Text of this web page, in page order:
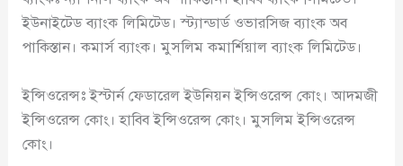
ইউনাইটেড ব্যাংক লিমিটেড। স্ট্যান্ডার্ড ওভারসিজ ব্যাংক অব
পাকিস্তান। কমার্স ব্যাংক। মুসলিম কমার্শিয়াল ব্যাংক লিমিটেড।
ইন্সিওরেন্সঃ ইস্টার্ন ফেডারেল ইউনিয়ন ইন্সিওরেন্স কোং। আদমজী
ইন্সিওরেন্স কোং। হাবিব ইন্সিওরেন্স কোং। মুসলিম ইন্সিওরেন্স
কোং।